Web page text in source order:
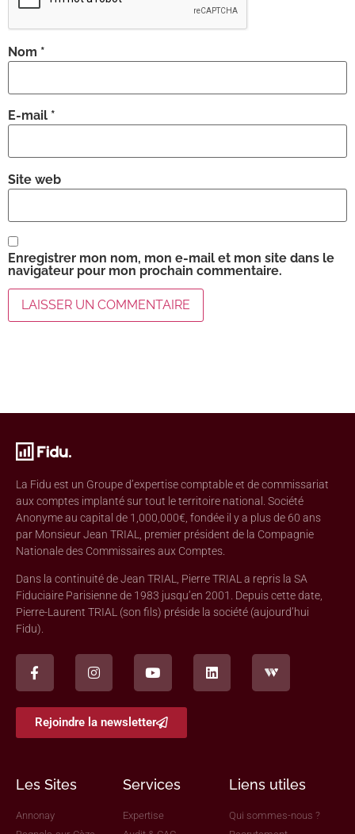
Nom *
E-mail *
Site web
Enregistrer mon nom, mon e-mail et mon site dans le
navigateur pour mon prochain commentaire.
La Fidu est un Groupe d’expertise comptable et de commissariat
aux comptes implanté sur tout le territoire national. Société
Anonyme au capital de 1,000,000€, fondée il y a plus de 60 ans
par Monsieur Jean TRIAL, premier président de la Compagnie
Nationale des Commissaires aux Comptes.
Dans la continuité de Jean TRIAL, Pierre TRIAL a repris la SA
Fiduciaire Parisienne de 1983 jusqu’en 2001. Depuis cette date,
Pierre-Laurent TRIAL (son fils) préside la société (aujourd’hui
Fidu).
Rejoindre la newsletter
Les Sites
Annonay
Services
Expertise
Liens utiles
Qui sommes-nous ?